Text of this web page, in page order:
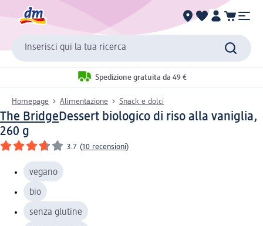
Inserisci qui la tua ricerca
Spedizione gratuita da 49 €
Homepage Alimentazione Snack e dolci
The BridgeDessert biologico di riso alla vaniglia,
260 g
3.7 (10 recensioni)
vegano
bio
senza glutine